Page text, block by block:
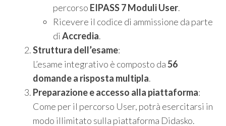
percorso EIPASS 7 Moduli User.
Ricevere il codice di ammissione da parte
di Accredia.
Struttura dell’esame:
L’esame integrativo è composto da56
domande a risposta multipla.
Preparazione e accesso alla piattaforma:
Come per il percorso User, potrà esercitarsi in
modo illimitato sulla piattaforma Didasko.